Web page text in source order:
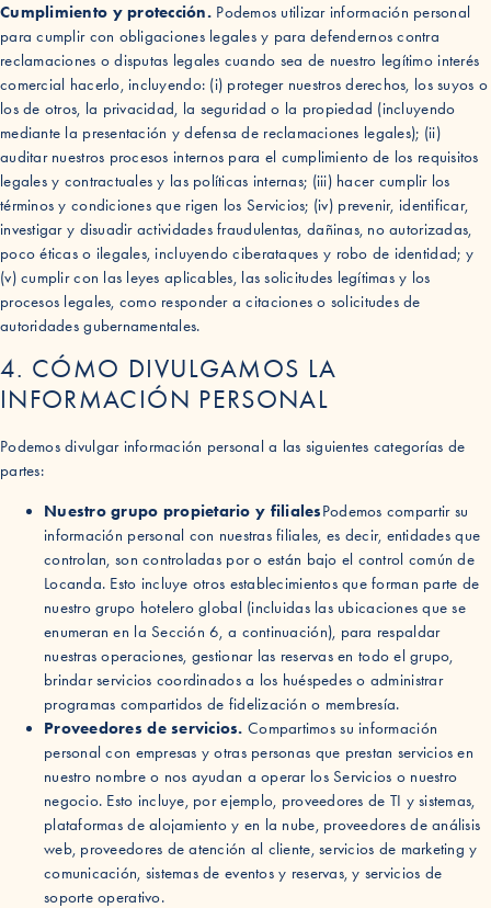
Cumplimiento y protección. Podemos utilizar información personal
para cumplir con obligaciones legales y para defendernos contra
reclamaciones o disputas legales cuando sea de nuestro legítimo interés
comercial hacerlo, incluyendo: (i) proteger nuestros derechos, los suyos o
los de otros, la privacidad, la seguridad o la propiedad (incluyendo
mediante la presentación y defensa de reclamaciones legales); (ii)
auditar nuestros procesos internos para el cumplimiento de los requisitos
legales y contractuales y las políticas internas; (iii) hacer cumplir los
términos y condiciones que rigen los Servicios; (iv) prevenir, identificar,
investigar y disuadir actividades fraudulentas, dañinas, no autorizadas,
poco éticas o ilegales, incluyendo ciberataques y robo de identidad; y
(v) cumplir con las leyes aplicables, las solicitudes legítimas y los
procesos legales, como responder a citaciones o solicitudes de
autoridades gubernamentales.
4. CÓMO DIVULGAMOS LA
INFORMACIÓN PERSONAL
Podemos divulgar información personal a las siguientes categorías de
partes:
Nuestro grupo propietario y filialesPodemos compartir su
información personal con nuestras filiales, es decir, entidades que
controlan, son controladas por o están bajo el control común de
Locanda. Esto incluye otros establecimientos que forman parte de
nuestro grupo hotelero global (incluidas las ubicaciones que se
enumeran en la Sección 6, a continuación), para respaldar
nuestras operaciones, gestionar las reservas en todo el grupo,
brindar servicios coordinados a los huéspedes o administrar
programas compartidos de fidelización o membresía.
Proveedores de servicios.Compartimos su información
personal con empresas y otras personas que prestan servicios en
nuestro nombre o nos ayudan a operar los Servicios o nuestro
negocio. Esto incluye, por ejemplo, proveedores de TI y sistemas,
plataformas de alojamiento y en la nube, proveedores de análisis
web, proveedores de atención al cliente, servicios de marketing y
comunicación, sistemas de eventos y reservas, y servicios de
soporte operativo.